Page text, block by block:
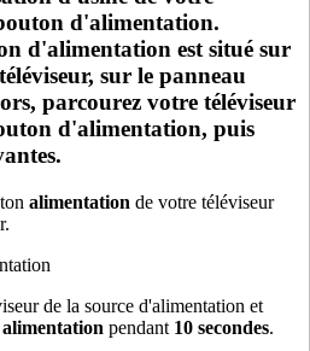
d'alimentation.
d'alimentation est situé sur
sur le panneau
parcourez votre téléviseur
d'alimentation, puis
alimentation de votre téléviseur
de la source d'alimentation et
alimentation pendant 10 secondes.